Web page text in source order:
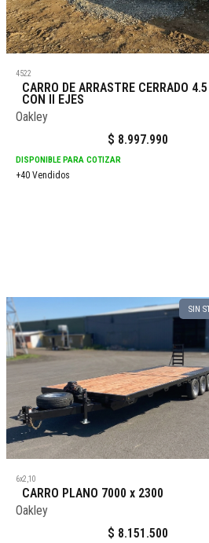
4522
CARRO DE ARRASTRE CERRADO
CON II EJES
Oakley
$ 8.997.990
DISPONIBLE PARA COTIZAR
+40 Vendidos
SIN
6x2,10
CARRO PLANO 7000 x 2300
Oakley
$ 8.151.500